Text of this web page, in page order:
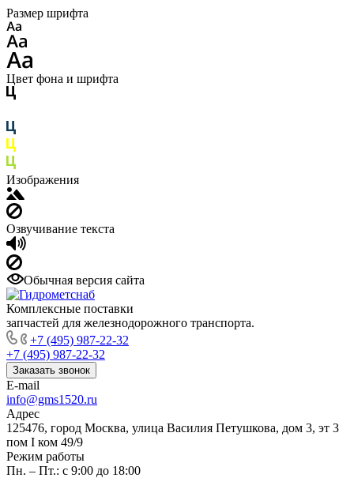
Размер шрифта
Цвет фона и шрифта
Изображения
Озвучивание текста
Обычная версия сайта
Комплексные поставки
запчастей для железнодорожного транспорта.
+7 (495) 987-22-32
+7 (495) 987-22-32
Заказать звонок
E-mail
info@gms1520.ru
Адрес
125476, город Москва, улица Василия Петушкова, дом 3, эт 3
пом I ком 49/9
Режим работы
Пн. – Пт.: с 9:00 до 18:00